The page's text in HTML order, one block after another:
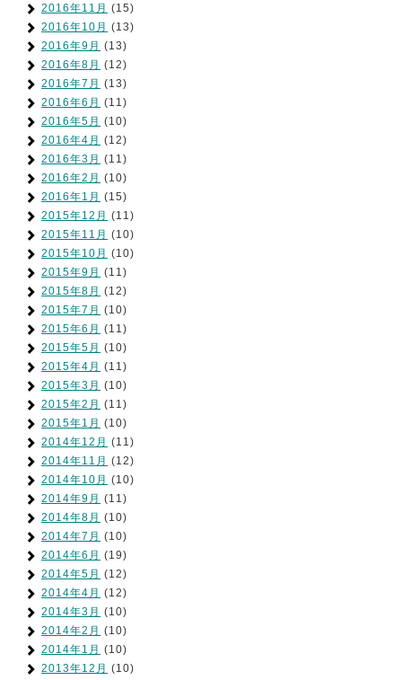
2016年11月 (15)
2016年10月 (13)
2016年9月 (13)
2016年8月 (12)
2016年7月 (13)
2016年6月 (11)
2016年5月 (10)
2016年4月 (12)
2016年3月 (11)
2016年2月 (10)
2016年1月 (15)
2015年12月 (11)
2015年11月 (10)
2015年10月 (10)
2015年9月 (11)
2015年8月 (12)
2015年7月 (10)
2015年6月 (11)
2015年5月 (10)
2015年4月 (11)
2015年3月 (10)
2015年2月 (11)
2015年1月 (10)
2014年12月 (11)
2014年11月 (12)
2014年10月 (10)
2014年9月 (11)
2014年8月 (10)
2014年7月 (10)
2014年6月 (19)
2014年5月 (12)
2014年4月 (12)
2014年3月 (10)
2014年2月 (10)
2014年1月 (10)
2013年12月 (10)